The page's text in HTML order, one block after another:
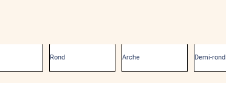
Rond Arche Demi-rond